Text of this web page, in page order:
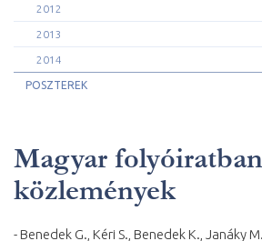
2012
2013
2014
POSZTEREK
Magyar
közlemények
- Benedek G., Kéri S., Benedek K., Janáky